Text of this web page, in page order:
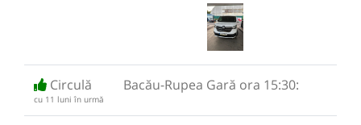
Circulă
cu 11 luni în urmă
Bacău-Rupea Gară ora 15:30: